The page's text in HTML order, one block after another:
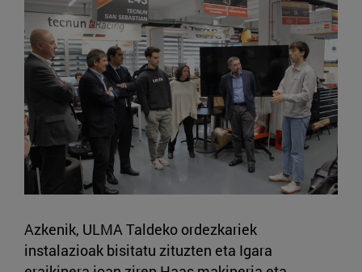
Azkenik, ULMA Taldeko ordezkariek
instalazioak bisitatu zituzten eta Igara